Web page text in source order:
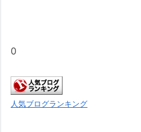
0
人気ブログランキング